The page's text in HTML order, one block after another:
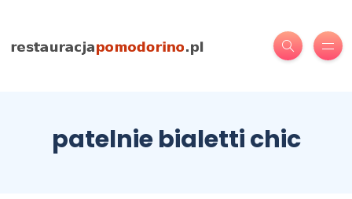
patelnie bialetti chic